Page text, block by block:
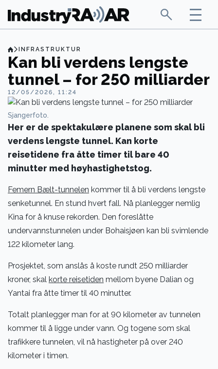
INFRASTRUKTUR
Kan bli verdens lengste
tunnel – for 250 milliarder
12/05/2026, 11:24
Sjangerfoto.
Her er de spektakulære planene som skal bli
verdens lengste tunnel. Kan korte
reisetidene fra åtte timer til bare 40
minutter med høyhastighetstog.
Femern Bælt-tunnelen kommer til å bli verdens lengste
senketunnel. En stund hvert fall. Nå planlegger nemlig
Kina for å knuse rekorden. Den foreslåtte
undervannstunnelen under Bohaisjøen kan bli svimlende
122 kilometer lang.
Prosjektet, som anslås å koste rundt 250 milliarder
kroner, skal korte reisetiden mellom byene Dalian og
Yantai fra åtte timer til 40 minutter.
Totalt planlegger man for at 90 kilometer av tunnelen
kommer til å ligge under vann. Og togene som skal
trafikkere tunnelen, vil nå hastigheter på over 240
kilometer i timen.